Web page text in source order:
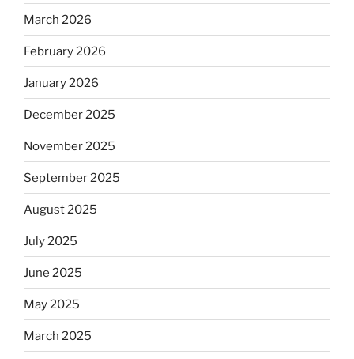
March 2026
February 2026
January 2026
December 2025
November 2025
September 2025
August 2025
July 2025
June 2025
May 2025
March 2025